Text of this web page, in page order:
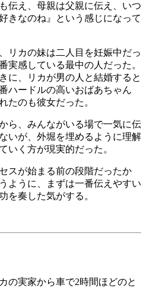
伝え、母親は父親に伝え、いつ
きなのね』という感じになって
リカの妹は二人目を妊娠中だっ
実感している最中の人だった。
に、リカが男の人と結婚すると
ハードルの高いおばあちゃん
たのも彼女だった。
ら、みんながいる場で一気に伝
いが、外堀を埋めるように理解
いく方が現実的だった。
スが始まる前の段階だったか
ように、まずは一番伝えやすい
を奏した気がする。
の実家から車で2時間ほどのと